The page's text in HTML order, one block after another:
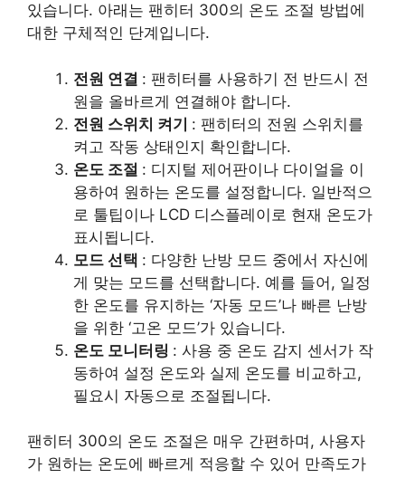
있습니다. 아래는 팬히터 300의 온도 조절 방법에
대한 구체적인 단계입니다.
전원 연결 : 팬히터를 사용하기 전 반드시 전
원을 올바르게 연결해야 합니다.
전원 스위치 켜기 : 팬히터의 전원 스위치를
켜고 작동 상태인지 확인합니다.
온도 조절 : 디지털 제어판이나 다이얼을 이
용하여 원하는 온도를 설정합니다. 일반적으
로 툴팁이나 LCD 디스플레이로 현재 온도가
표시됩니다.
모드 선택 : 다양한 난방 모드 중에서 자신에
게 맞는 모드를 선택합니다. 예를 들어, 일정
한 온도를 유지하는 ‘자동 모드’나 빠른 난방
을 위한 ‘고온 모드’가 있습니다.
온도 모니터링 : 사용 중 온도 감지 센서가 작
동하여 설정 온도와 실제 온도를 비교하고,
필요시 자동으로 조절됩니다.
팬히터 300의 온도 조절은 매우 간편하며, 사용자
가 원하는 온도에 빠르게 적응할 수 있어 만족도가